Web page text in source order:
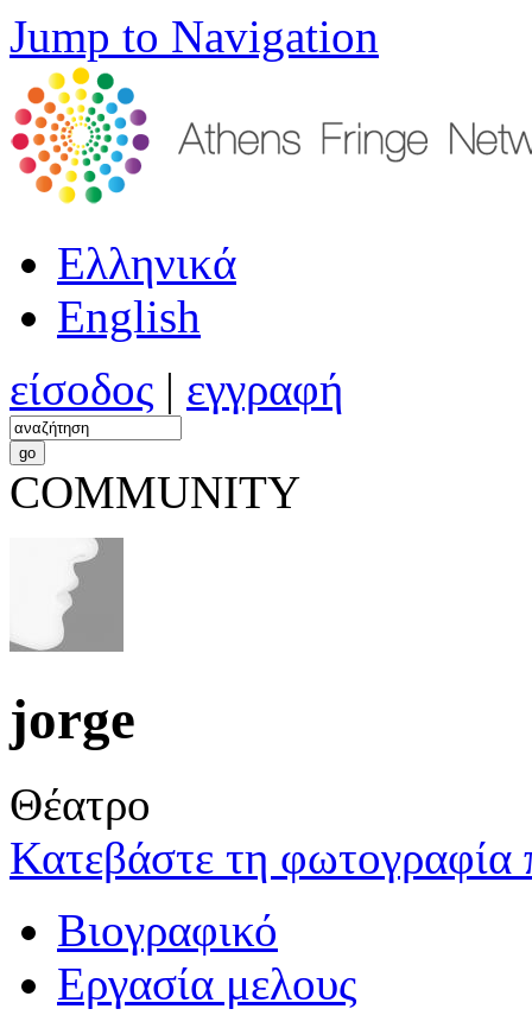
Jump to Navigation
Ελληνικά
English
είσοδος | εγγραφή
COMMUNITY
jorge
Θέατρο
Κατεβάστε τη φωτογραφία
Βιογραφικό
Εργασία μελους